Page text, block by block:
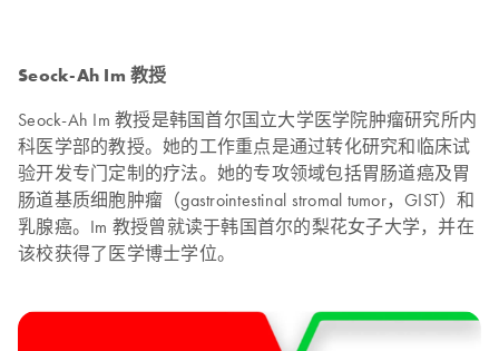
Seock-Ah Im 教授
Seock-Ah Im 教授是韩国首尔国立大学医学院肿瘤研究所内
科医学部的教授。她的工作重点是通过转化研究和临床试
验开发专门定制的疗法。她的专攻领域包括胃肠道癌及胃
肠道基质细胞肿瘤（gastrointestinal stromal tumor，GIST）和
乳腺癌。Im 教授曾就读于韩国首尔的梨花女子大学，并在
该校获得了医学博士学位。